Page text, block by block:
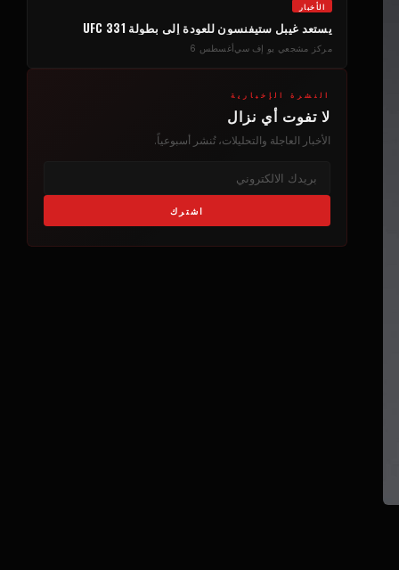
الأخبار
يستعد غيبل ستيفنسون للعودة إلى بطولة UFC 331
مركز مشجعي يو إف سيأغسطس 6
النشرة الإخبارية
لا تفوت أي نزال
الأخبار العاجلة والتحليلات، تُنشر أسبوعياً.
اشترك